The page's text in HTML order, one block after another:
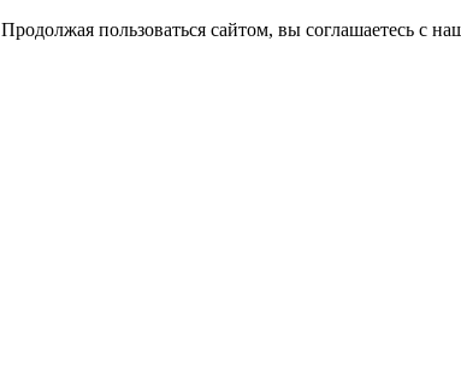
пользоваться сайтом, вы соглашаетесь с